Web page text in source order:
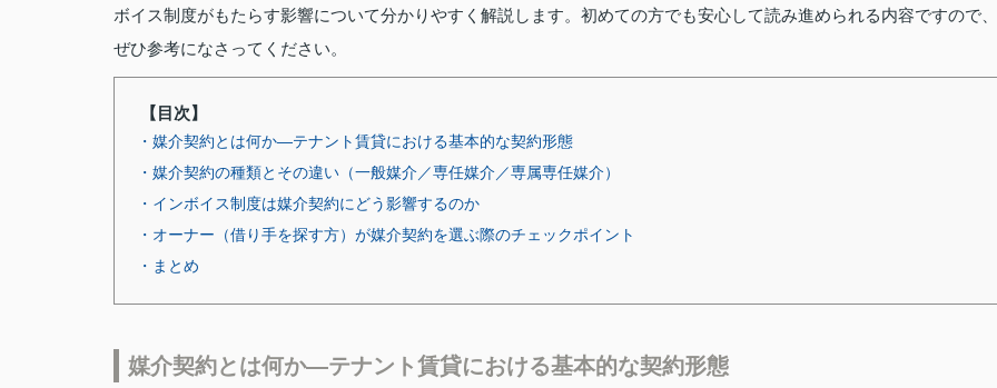
ボイス制度がもたらす影響について分かりやすく解説します。初めての方でも安心して読み進められる内容ですので、
ぜひ参考になさってください。
【目次】
・媒介契約とは何か―テナント賃貸における基本的な契約形態
・媒介契約の種類とその違い（一般媒介／専任媒介／専属専任媒介）
・インボイス制度は媒介契約にどう影響するのか
・オーナー（借り手を探す方）が媒介契約を選ぶ際のチェックポイント
・まとめ
媒介契約とは何か―テナント賃貸における基本的な契約形態